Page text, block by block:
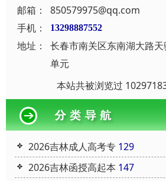
邮箱：
850579975@qq.com
手机：
13298887552
地址：
长春市南关区东南湖大路
单元
本站共被浏览过
2026吉林成人高考专 129
2026吉林函授高起本 147